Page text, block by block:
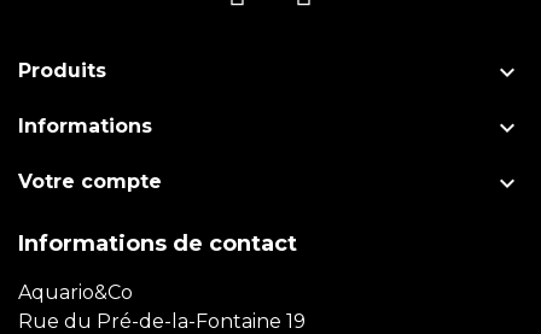
Produits 
Informations 
Votre compte 
Informations de contact
Aquario&Co
Rue du Pré-de-la-Fontaine 19